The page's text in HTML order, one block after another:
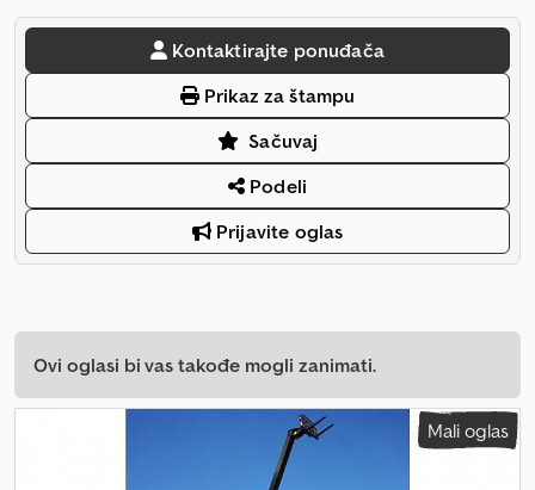
Kontaktirajte ponuđača
Prikaz za štampu
Sačuvaj
Podeli
Prijavite oglas
Ovi oglasi bi vas takođe mogli zanimati.
Mali oglas